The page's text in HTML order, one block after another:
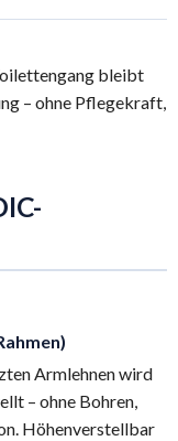
bleibt
– ohne Pflegekraft,
Armlehnen wird
– ohne Bohren,
Höhenverstellbar